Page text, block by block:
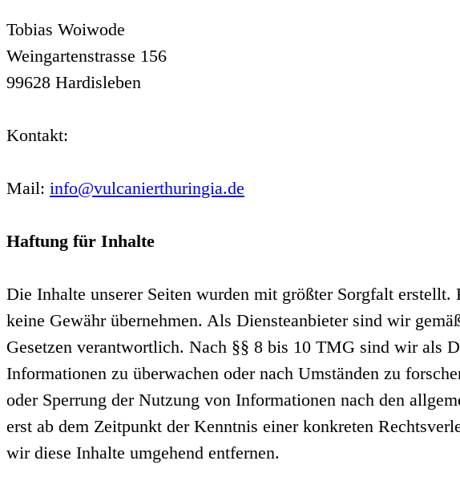
Tobias Woiwode
Weingartenstrasse 156
99628 Hardisleben
Kontakt:
Mail: info@vulcanierthuringia.de
Haftung für Inhalte
Die Inhalte unserer Seiten wurden mit größter Sorgfalt
keine Gewähr übernehmen. Als Diensteanbieter sind wir
Gesetzen verantwortlich. Nach §§ 8 bis 10 TMG sind wir als
Informationen zu überwachen oder nach Umständen zu
oder Sperrung der Nutzung von Informationen nach den
erst ab dem Zeitpunkt der Kenntnis einer konkreten
wir diese Inhalte umgehend entfernen.